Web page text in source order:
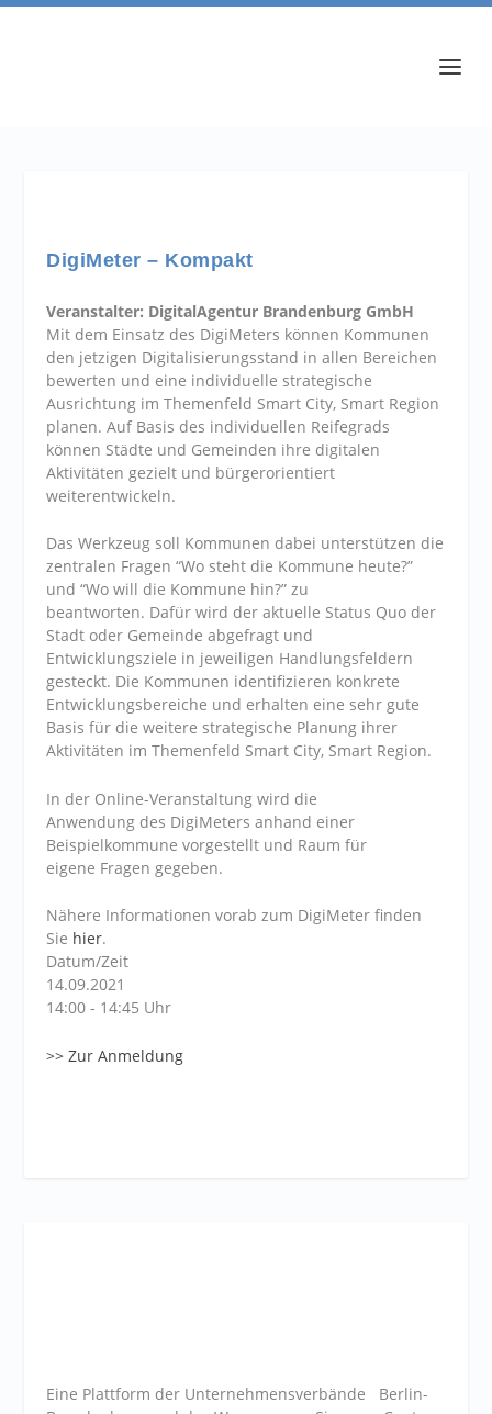
DigiMeter – Kompakt
Veranstalter: DigitalAgentur Brandenburg GmbH
Mit dem Einsatz des DigiMeters können Kommunen
den jetzigen Digitalisierungsstand in allen Bereichen
bewerten und eine individuelle strategische
Ausrichtung im Themenfeld Smart City, Smart Region
planen. Auf Basis des individuellen Reifegrads
können Städte und Gemeinden ihre digitalen
Aktivitäten gezielt und bürgerorientiert
weiterentwickeln.
Das Werkzeug soll Kommunen dabei unterstützen die
zentralen Fragen “Wo steht die Kommune heute?”
und “Wo will die Kommune hin?” zu
beantworten. Dafür wird der aktuelle Status Quo der
Stadt oder Gemeinde abgefragt und
Entwicklungsziele in jeweiligen Handlungsfeldern
gesteckt. Die Kommunen identifizieren konkrete
Entwicklungsbereiche und erhalten eine sehr gute
Basis für die weitere strategische Planung ihrer
Aktivitäten im Themenfeld Smart City, Smart Region.
In der Online-Veranstaltung wird die
Anwendung des DigiMeters anhand einer
Beispielkommune vorgestellt und Raum für
eigene Fragen gegeben.
Nähere Informationen vorab zum DigiMeter finden
Sie hier.
Datum/Zeit
14.09.2021
14:00 - 14:45 Uhr
>> Zur Anmeldung
Eine Plattform der Unternehmensverbände Berlin-